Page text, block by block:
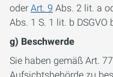
oder Art. 9 Abs. 2 lit. a
Abs. 1 S. 1 lit. b DSGVO
g) Beschwerde
Sie haben gemäß Art.